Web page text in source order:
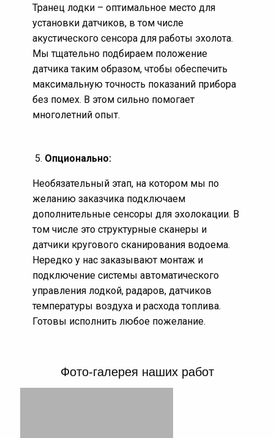
Показатели напряжения, скорости, расхода
топлива, тахометра и др.
В итоге получается сеть приборов связанных по
NMEA, которая питается от сети 12В. Картплоттер и
датчики. Все элементы сети соединяются с
помощью T-образных коннекторов.Правильность
установки прибора очень важна, для избежания
специалисты компании BoatProfi.
датчика. Идеальное расположение датчика
эхолокации – горизонтально с поверхностью
воды. Но учитывая различный наклон катера при
разных скоростях и водных условиях, бывает
сложно подобрать оптимальный угол наклона
датчика.
Наш сервисный центр водомоторной техники
BoatProfi работает только с качественными,
проверенными производителями эхолотов и
эхолоты и карплоттеры на любые катера и
лодки. Качественно и в срок.
Транец лодки – оптимальное место для
установки датчиков, в том числе
акустического сенсора для работы эхолота.
Мы тщательно подбираем положение
датчика таким образом, чтобы обеспечить
максимальную точность показаний прибора
без помех. В этом сильно помогает
многолетний опыт.
Опционально:
Необязательный этап, на котором мы по
желанию заказчика подключаем
дополнительные сенсоры для эхолокации. В
том числе это структурные сканеры и
датчики кругового сканирования водоема.
Нередко у нас заказывают монтаж и
подключение системы автоматического
управления лодкой, радаров, датчиков
температуры воздуха и расхода топлива.
Готовы исполнить любое пожелание.
Фото-галерея наших работ